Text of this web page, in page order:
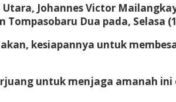
Johannes Victor
Dua pada, Selasa
kesiapannya untuk
untuk menjaga amanah